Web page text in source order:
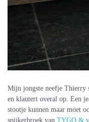
Mijn jongste neefje Thierry
en klautert overal op. Een
stootje kunnen maar moet
spijkerbroek van TYGO &